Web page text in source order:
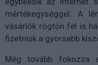
mértékegységgel. A
vásárlók rögtön fel is
fizetniük a gyorsabb
Még tovább fokozza